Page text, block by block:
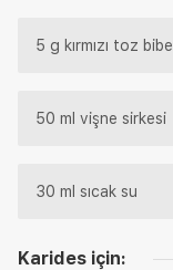
5 g kırmızı toz
50 ml vişne sirkesi
30 ml sıcak su
Karides için: